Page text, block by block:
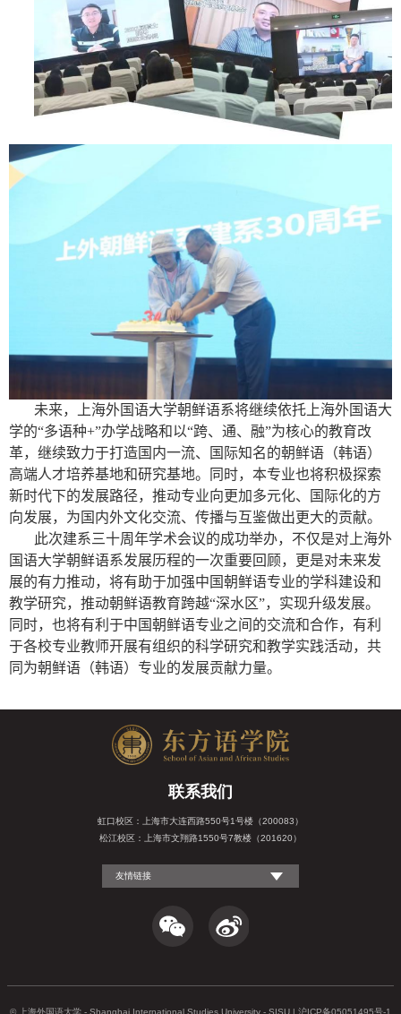
未来，上海外国语大学朝鲜语系将继续依托上海外国语大
学的“多语种+”办学战略和以“跨、通、融”为核心的教育改
革，继续致力于打造国内一流、国际知名的朝鲜语（韩语）
高端人才培养基地和研究基地。同时，本专业也将积极探索
新时代下的发展路径，推动专业向更加多元化、国际化的方
向发展，为国内外文化交流、传播与互鉴做出更大的贡献。
此次建系三十周年学术会议的成功举办，不仅是对上海外
国语大学朝鲜语系发展历程的一次重要回顾，更是对未来发
展的有力推动，将有助于加强中国朝鲜语专业的学科建设和
教学研究，推动朝鲜语教育跨越“深水区”，实现升级发展。
同时，也将有利于中国朝鲜语专业之间的交流和合作，有利
于各校专业教师开展有组织的科学研究和教学实践活动，共
同为朝鲜语（韩语）专业的发展贡献力量。
联系我们
虹口校区：上海市大连西路550号1号楼（200083）
松江校区：上海市文翔路1550号7教楼（201620）
友情链接
© 上海外国语大学 - Shanghai International Studies University - SISU | 沪ICP备05051495号-1